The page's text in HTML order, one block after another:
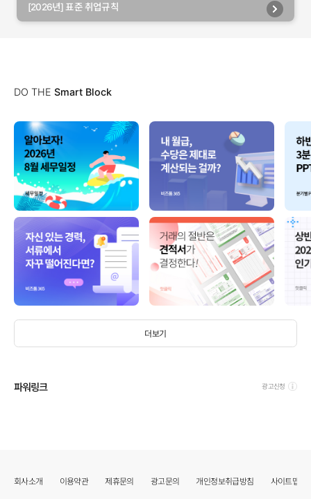
[2026년] 표준 취업규칙
DO THE Smart Block
더보기
파워링크 광고신청
회사소개 이용약관 제휴문의 광고문의 개인정보취급방침 사이트맵